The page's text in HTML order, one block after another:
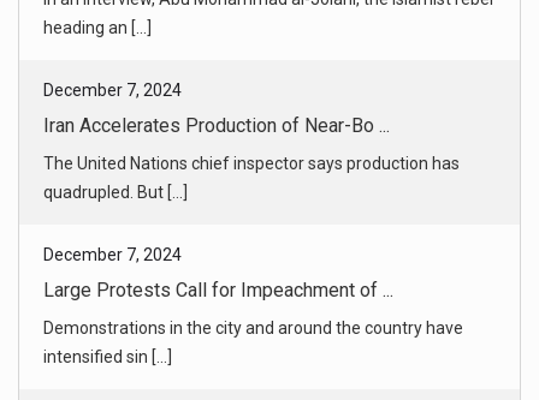
The United Nations chief inspector says production has
quadrupled. But [...]
December 7, 2024
Large Protests Call for Impeachment of ...
Demonstrations in the city and around the country have
intensified sin [...]
December 7, 2024
The Police Offer a Detailed Timeline o ...
Investigators have begun to piece together the actions of a
man they b [...]